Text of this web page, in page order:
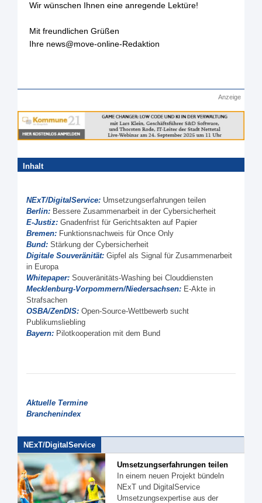
Wir wünschen Ihnen eine anregende Lektüre!
Mit freundlichen Grüßen
Ihre news@move-online-Redaktion
Anzeige
Inhalt
NExT/DigitalService: Umsetzungserfahrungen teilen
Berlin: Bessere Zusammenarbeit in der Cybersicherheit
E-Justiz: Gnadenfrist für Gerichtsakten auf Papier
Bremen: Funktionsnachweis für Once Only
Bund: Stärkung der Cybersicherheit
Digitale Souveränität: Gipfel als Signal für Zusammenarbeit
in Europa
Whitepaper: Souveränitäts-Washing bei Clouddiensten
Mecklenburg-Vorpommern/Niedersachsen: E-Akte in
Strafsachen
OSBA/ZenDIS: Open-Source-Wettbewerb sucht
Publikumsliebling
Bayern: Pilotkooperation mit dem Bund
Aktuelle Termine
Branchenindex
NExT/DigitalService
Umsetzungserfahrungen teilen
In einem neuen Projekt bündeln
NExT und DigitalService
Umsetzungsexpertise aus der